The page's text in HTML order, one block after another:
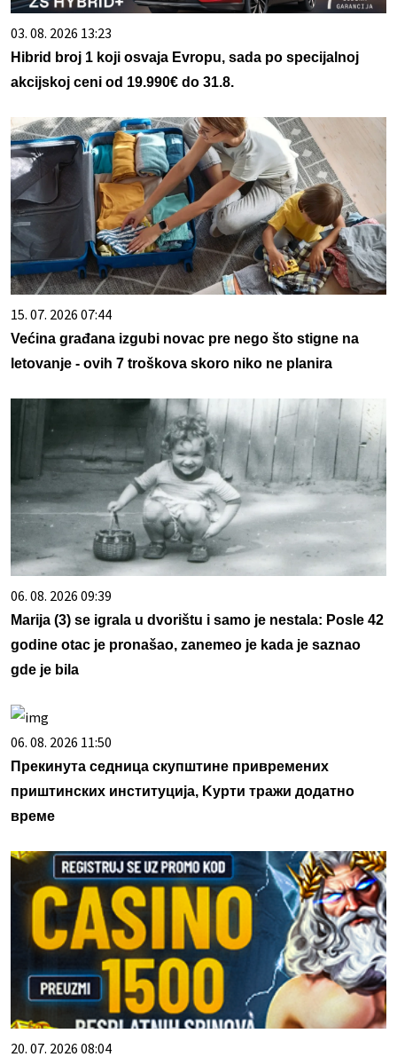
03. 08. 2026 13:23
Hibrid broj 1 koji osvaja Evropu, sada po specijalnoj
akcijskoj ceni od 19.990€ do 31.8.
15. 07. 2026 07:44
Većina građana izgubi novac pre nego što stigne na
letovanje - ovih 7 troškova skoro niko ne planira
06. 08. 2026 09:39
Marija (3) se igrala u dvorištu i samo je nestala: Posle 42
godine otac je pronašao, zanemeo je kada je saznao
gde je bila
06. 08. 2026 11:50
Прекинута седница скупштине привремених
приштинских институција, Kурти тражи додатно
време
20. 07. 2026 08:04